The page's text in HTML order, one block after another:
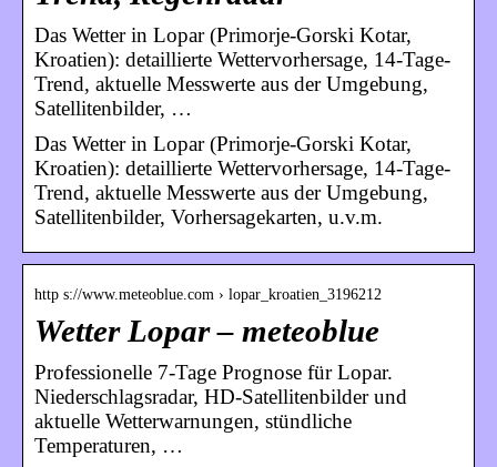
Das Wetter in Lopar (Primorje-Gorski Kotar,
Kroatien): detaillierte Wettervorhersage, 14-Tage-
Trend, aktuelle Messwerte aus der Umgebung,
Satellitenbilder, …
Das Wetter in Lopar (Primorje-Gorski Kotar,
Kroatien): detaillierte Wettervorhersage, 14-Tage-
Trend, aktuelle Messwerte aus der Umgebung,
Satellitenbilder, Vorhersagekarten, u.v.m.
http s://www.meteoblue.com › lopar_kroatien_3196212
Wetter Lopar – meteoblue
Professionelle 7-Tage Prognose für Lopar.
Niederschlagsradar, HD-Satellitenbilder und
aktuelle Wetterwarnungen, stündliche
Temperaturen, …